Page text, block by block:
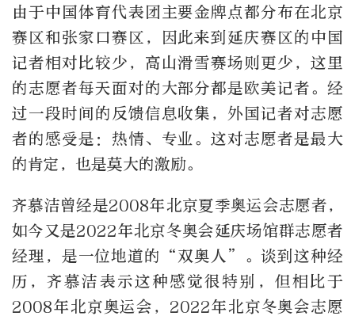
由于中国体育代表团主要金牌点都分布在北京
赛区和张家口赛区，因此来到延庆赛区的中国
记者相对比较少，高山滑雪赛场则更少，这里
的志愿者每天面对的大部分都是欧美记者。经
过一段时间的反馈信息收集，外国记者对志愿
者的感受是：热情、专业。这对志愿者是最大
的肯定，也是莫大的激励。
齐慕洁曾经是2008年北京夏季奥运会志愿者，
如今又是2022年北京冬奥会延庆场馆群志愿者
经理，是一位地道的“双奥人”。谈到这种经
历，齐慕洁表示这种感觉很特别，但相比于
2008年北京奥运会，2022年北京冬奥会志愿